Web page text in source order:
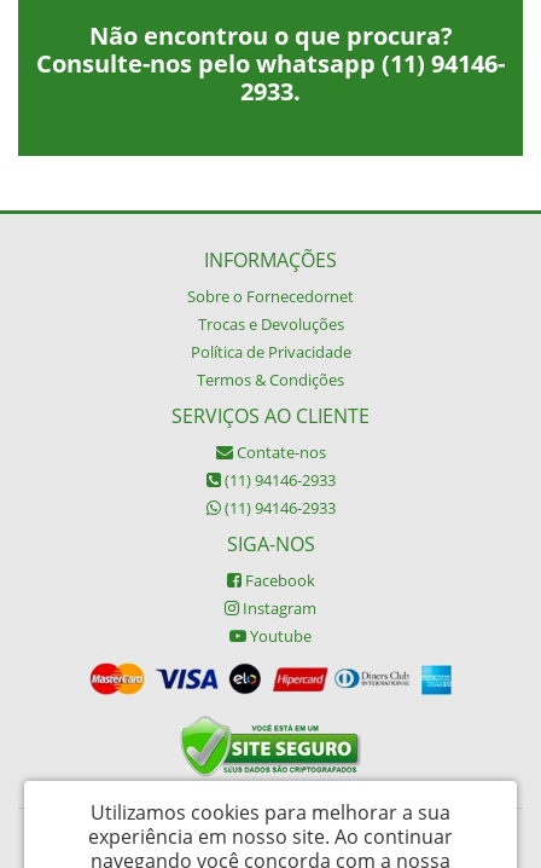
Não encontrou o que procura?
Consulte-nos pelo whatsapp (11) 94146-
2933.
INFORMAÇÕES
Sobre o Fornecedornet
Trocas e Devoluções
Política de Privacidade
Termos & Condições
SERVIÇOS AO CLIENTE
Contate-nos
(11) 94146-2933
(11) 94146-2933
SIGA-NOS
Facebook
Instagram
Youtube
Buypack Brasil Descartáveis Ltda - CNPJ: 06.002.162/0001-45
Utilizamos cookies para melhorar a sua
experiência em nosso site. Ao continuar
navegando você concorda com a nossa